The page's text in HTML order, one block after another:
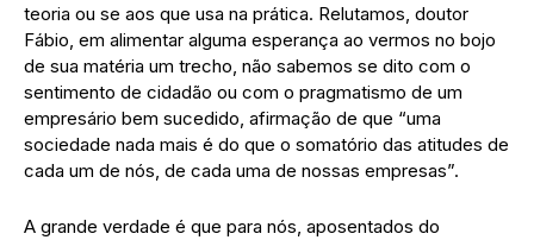
teoria ou se aos que usa na prática. Relutamos, doutor
Fábio, em alimentar alguma esperança ao vermos no bojo
de sua matéria um trecho, não sabemos se dito com o
sentimento de cidadão ou com o pragmatismo de um
empresário bem sucedido, afirmação de que “uma
sociedade nada mais é do que o somatório das atitudes de
cada um de nós, de cada uma de nossas empresas”.
A grande verdade é que para nós, aposentados do